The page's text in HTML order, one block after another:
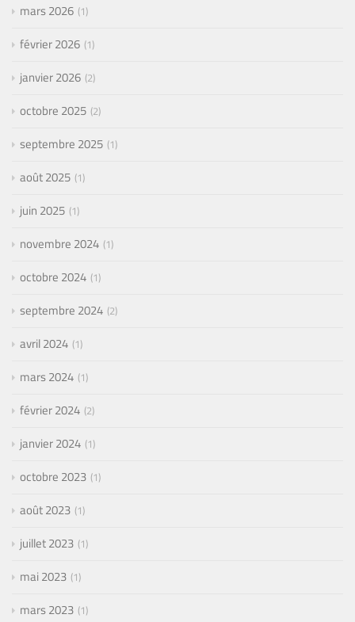
mars 2026 1
février 2026 1
janvier 2026 2
octobre 2025 2
septembre 2025 1
août 2025 1
juin 2025 1
novembre 2024 1
octobre 2024 1
septembre 2024 2
avril 2024 1
mars 2024 1
février 2024 2
janvier 2024 1
octobre 2023 1
août 2023 1
juillet 2023 1
mai 2023 1
mars 2023 1